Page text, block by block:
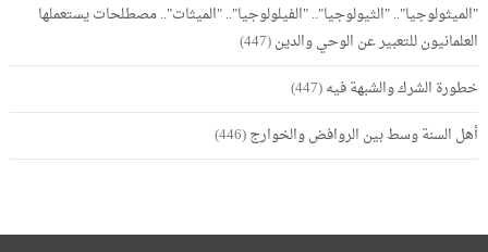
"الميثولوجيا".. "الثيولوجيا".. "الفيلولوجيا".. "الميثات".. مصطلحات يستعملها
العلمانيون للتعبير عن الوحي والدين(447)
خطورة الشرك والشبهة فيه(447)
أهل السنة وسط بين الروافض والخوارج(446)